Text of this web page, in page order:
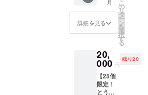
乾燥保
存は不
可。
きと
凍保
存：1つ
ラップ
にくる
む。 乾
燥保
存：で
きるだ
燥保
存：で
らない
ように
並べて
置く。
風通し
いしい
はなり
ませ
がら
し：炒
めもの
やパス
タなど
法） プ
サジュ
エラ：
ど。生
食も可
中国大
牛角
椒：肉
れてい
るのか
見てみ
分で収
穫した
らしの
おいし
たとう
がらし
を数種
類セッ
けしま
す。
（写真
はイ
メージ
です）
月
詳細を見る
こ
の
リ
タ
ー
ン
を
選
択
す
る
20,
000 円
残り20
【25個
限定！
とうが